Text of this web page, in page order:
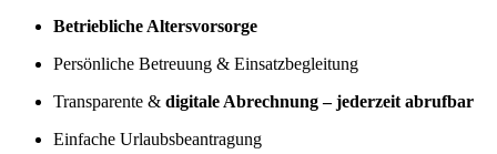
Betriebliche Altersvorsorge
Persönliche Betreuung & Einsatzbegleitung
Transparente & digitale Abrechnung – jederzeit abrufbar
Einfache Urlaubsbeantragung